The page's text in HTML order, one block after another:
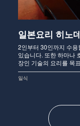
일본요리 히노
2인부터 30인까지 수
있습니다. 또한 하마나
장인 기술의 요리를 목
일식